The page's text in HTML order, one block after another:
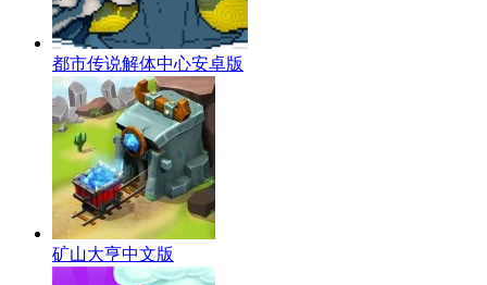
都市传说解体中心安卓版
矿山大亨中文版